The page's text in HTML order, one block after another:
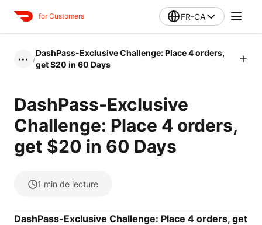
for Customers FR-CA
••• /
DashPass-Exclusive Challenge: Place 4 orders,
get $20 in 60 Days
DashPass-Exclusive
Challenge: Place 4 orders,
get $20 in 60 Days
1 min de lecture
DashPass-Exclusive Challenge: Place 4 orders, get